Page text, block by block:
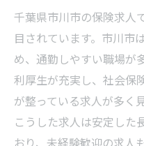
未経験から始める
未経験でも安
研修充実の保
未経験歓迎の
市川市で未経
ツ
千葉県市川市の保険求人
目されています。市川市
め、通勤しやすい職場が
利厚生が充実し、社会保
が整っている求人が多く
こうした求人は安定した
おり、未経験歓迎の求人